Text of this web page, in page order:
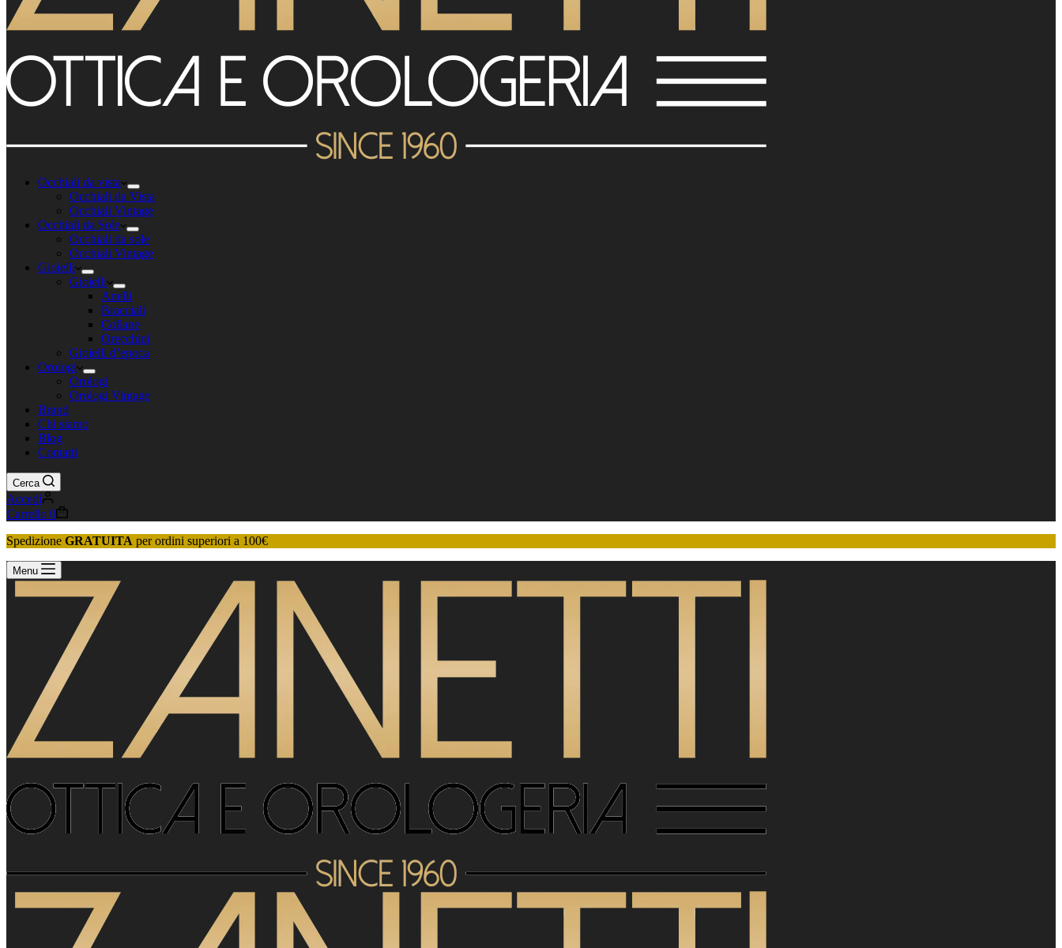
Occhiali da vista
Occhiali da Vista
Occhiali Vintage
Occhiali da Sole
Occhiali da sole
Occhiali Vintage
Gioielli
Gioielli
Anelli
Bracciali
Collane
Orecchini
Gioielli d’epoca
Orologi
Orologi
Orologi Vintage
Brand
Chi siamo
Blog
Contatti
Cerca
Accedi
Carrello 0
Spedizione GRATUITA per ordini superiori a 100€
Menu